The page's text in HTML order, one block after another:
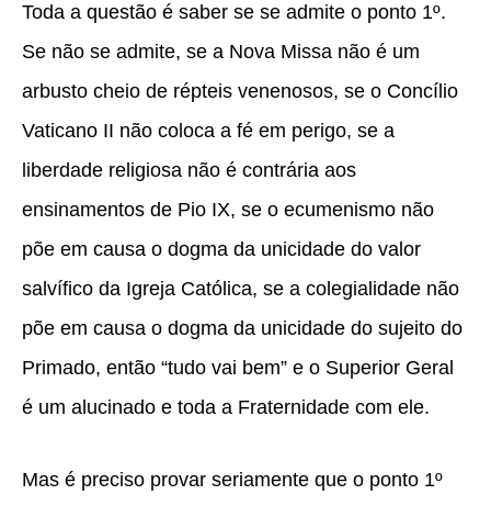
Toda a questão é saber se se admite o ponto 1º.
Se não se admite, se a Nova Missa não é um
arbusto cheio de répteis venenosos, se o Concílio
Vaticano II não coloca a fé em perigo, se a
liberdade religiosa não é contrária aos
ensinamentos de Pio IX, se o ecumenismo não
põe em causa o dogma da unicidade do valor
salvífico da Igreja Católica, se a colegialidade não
põe em causa o dogma da unicidade do sujeito do
Primado, então “tudo vai bem” e o Superior Geral
é um alucinado e toda a Fraternidade com ele.
Mas é preciso provar seriamente que o ponto 1º